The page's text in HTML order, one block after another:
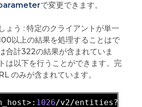
で変更できます。
ょう : 特定のクライアントが単一
以上の結果を処理することはで
合計322の結果が含まれていま
は以下を行うことができます。完
のみが含まれています。
: 1026/v2/entities?